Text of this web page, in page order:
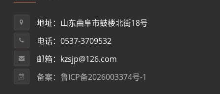
地址：山东曲阜市鼓楼北街18号
电话：0537-3709532
邮箱：kzsjp@126.com
备案：鲁ICP备2026003374号-1